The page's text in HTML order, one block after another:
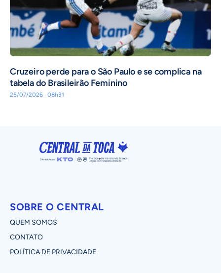
Cruzeiro perde para o São Paulo e se complica na
tabela do Brasileirão Feminino
25/07/2026 · 08h31
SOBRE O CENTRAL
QUEM SOMOS
CONTATO
POLÍTICA DE PRIVACIDADE